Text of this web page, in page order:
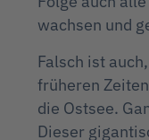
wachsen und
Falsch ist
früheren
die Ostsee.
Dieser